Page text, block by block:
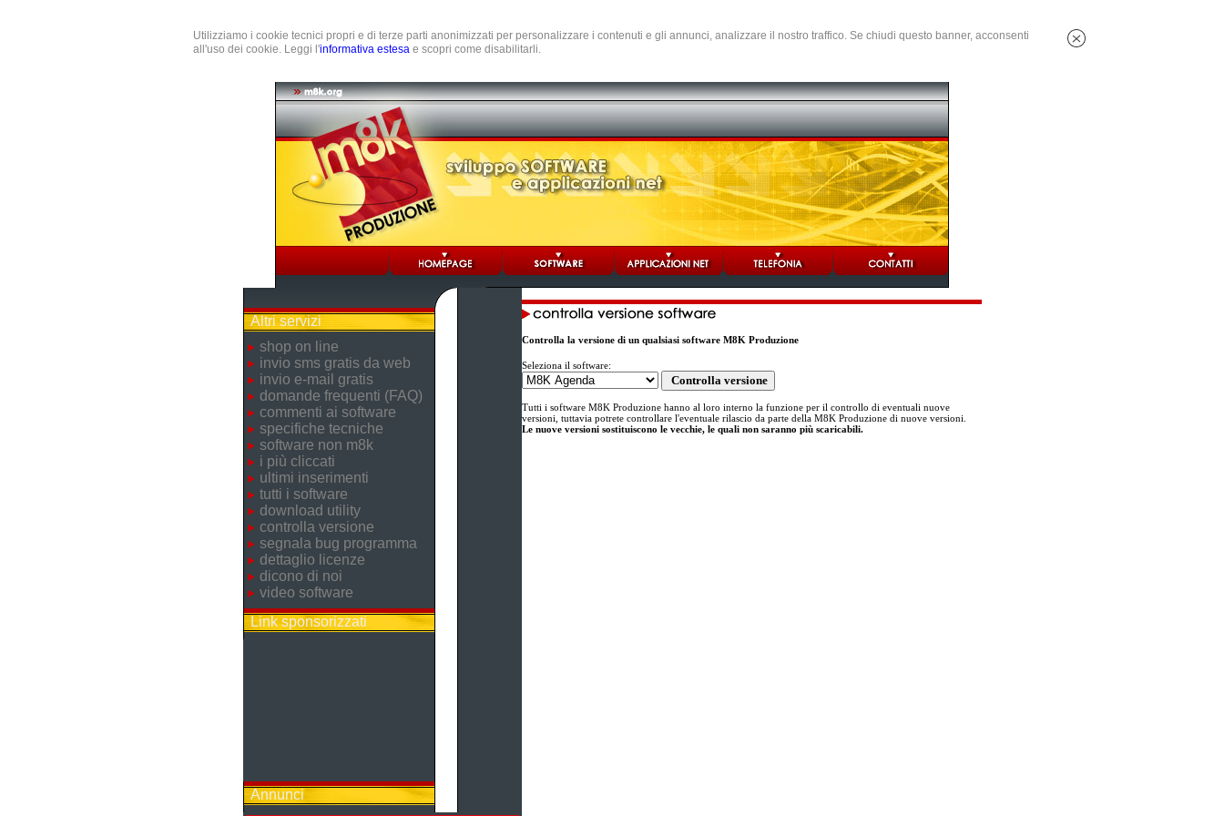
Utilizziamo i cookie tecnici propri e di terze parti anonimizzati per personalizzare i contenuti e gli annunci, analizzare il nostro traffico. Se chiudi questo banner, acconsenti
all'uso dei cookie. Leggi l'informativa estesa e scopri come disabilitarli.
Altri servizi
shop on line
invio sms gratis da web
invio e-mail gratis
domande frequenti (FAQ)
commenti ai software
specifiche tecniche
software non m8k
i più cliccati
ultimi inserimenti
tutti i software
download utility
controlla versione
segnala bug programma
dettaglio licenze
dicono di noi
video software
Link sponsorizzati
Annunci
Controlla la versione di un qualsiasi software M8K Produzione
Seleziona il software:
Tutti i software M8K Produzione hanno al loro interno la funzione per il controllo di eventuali nuove
versioni, tuttavia potrete controllare l'eventuale rilascio da parte della M8K Produzione di nuove versioni.
Le nuove versioni sostituiscono le vecchie, le quali non saranno più scaricabili.